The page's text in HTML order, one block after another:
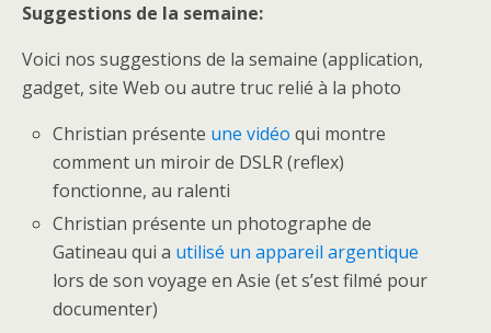
Suggestions de la semaine:
Voici nos suggestions de la semaine (application,
gadget, site Web ou autre truc relié à la photo
Christian présente une vidéo qui montre
comment un miroir de DSLR (reflex)
fonctionne, au ralenti
Christian présente un photographe de
Gatineau qui a utilisé un appareil argentique
lors de son voyage en Asie (et s’est filmé pour
documenter)